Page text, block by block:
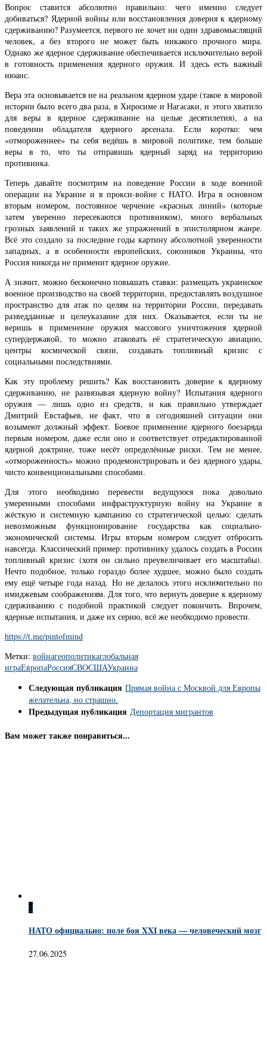
Вопрос ставится абсолютно правильно: чего именно следует
добиваться? Ядерной войны или восстановления доверия к ядерному
сдерживанию? Разумеется, первого не хочет ни один здравомыслящий
человек, а без второго не может быть никакого прочного мира.
Однако же ядерное сдерживание обеспечивается исключительно верой
в готовность применения ядерного оружия. И здесь есть важный
нюанс.
Вера эта основывается не на реальном ядерном ударе (такое в мировой
истории было всего два раза, в Хиросиме и Нагасаки, и этого хватило
для веры в ядерное сдерживание на целые десятилетия), а на
поведении обладателя ядерного арсенала. Если коротко: чем
«отмороженнее» ты себя ведёшь в мировой политике, тем больше
веры в то, что ты отправишь ядерный заряд на территорию
противника.
Теперь давайте посмотрим на поведение России в ходе военной
операции на Украине и в прокси-войне с НАТО. Игра в основном
вторым номером, постоянное черчение «красных линий» (которые
затем уверенно пересекаются противником), много вербальных
грозных заявлений и таких же упражнений в эпистолярном жанре.
Всё это создало за последние годы картину абсолютной уверенности
западных, а в особенности европейских, союзников Украины, что
Россия никогда не применит ядерное оружие.
А значит, можно бесконечно повышать ставки: размещать украинское
военное производство на своей территории, предоставлять воздушное
пространство для атак по целям на территории России, передавать
разведданные и целеуказание для них. Оказывается, если ты не
веришь в применение оружия массового уничтожения ядерной
супердержавой, то можно атаковать её стратегическую авиацию,
центры космической связи, создавать топливный кризис с
социальными последствиями.
Как эту проблему решить? Как восстановить доверие к ядерному
сдерживанию, не развязывая ядерную войну? Испытания ядерного
оружия — лишь одно из средств, и как правильно утверждает
Дмитрий Евстафьев, не факт, что в сегодняшней ситуации они
возымеют должный эффект. Боевое применение ядерного боезаряда
первым номером, даже если оно и соответствует отредактированной
ядерной доктрине, тоже несёт определённые риски. Тем не менее,
«отмороженность» можно продемонстрировать и без ядерного удары,
чисто конвенциональными способами.
Для этого необходимо перевести ведущуюся пока довольно
умеренными способами инфраструктурную войну на Украине в
жёсткую и системную кампанию со стратегической целью: сделать
невозможным функционирование государства как социально-
экономической системы. Игры вторым номером следует отбросить
навсегда. Классический пример: противнику удалось создать в России
топливный кризис (хотя он сильно преувеличивает его масштабы).
Нечто подобное, только гораздо более худшее, можно было создать
ему ещё четыре года назад. Но не делалось этого исключительно по
имиджевым соображениям. Для того, что вернуть доверие к ядерному
сдерживанию с подобной практикой следует покончить. Впрочем,
ядерные испытания, и даже их серию, всё же необходимо провести.
https://t.me/pintofmind
Метки: войнагеополитикаглобальная
играЕвропаРоссияСВОСШАУкраина
Следующая публикация Прямая война с Москвой для Европы
желательна, но страшно.
Предыдущая публикация Депортация мигрантов
Вам может также понравиться...
0
НАТО официально: поле боя XXI века — человеческий мозг
27.06.2025